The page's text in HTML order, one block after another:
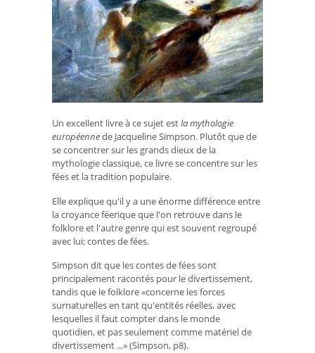
Un excellent livre à ce sujet estla mythologie
européennede Jacqueline Simpson. Plutôt que de
se concentrer sur les grands dieux de la
mythologie classique, ce livre se concentre sur les
fées et la tradition populaire.
Elle explique qu'il y a une énorme différence entre
la croyance féerique que l'on retrouve dans le
folklore et l'autre genre qui est souvent regroupé
avec lui; contes de fées.
Simpson dit que les contes de fées sont
principalement racontés pour le divertissement,
tandis que le folklore «concerne les forces
surnaturelles en tant qu'entités réelles, avec
lesquelles il faut compter dans le monde
quotidien, et pas seulement comme matériel de
divertissement ...» (Simpson, p8).